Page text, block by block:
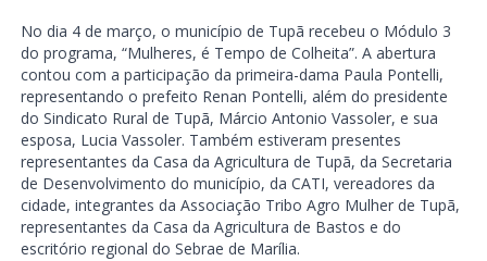
No dia 4 de março, o município de Tupã recebeu o Módulo 3
do programa, “Mulheres, é Tempo de Colheita”. A abertura
contou com a participação da primeira-dama Paula Pontelli,
representando o prefeito Renan Pontelli, além do presidente
do Sindicato Rural de Tupã, Márcio Antonio Vassoler, e sua
esposa, Lucia Vassoler. Também estiveram presentes
representantes da Casa da Agricultura de Tupã, da Secretaria
de Desenvolvimento do município, da CATI, vereadores da
cidade, integrantes da Associação Tribo Agro Mulher de Tupã,
representantes da Casa da Agricultura de Bastos e do
escritório regional do Sebrae de Marília.